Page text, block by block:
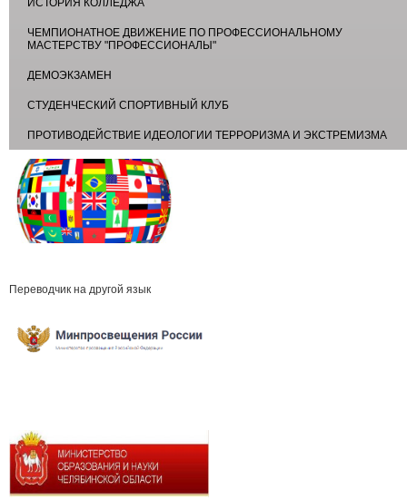
ИСТОРИЯ КОЛЛЕДЖА
ЧЕМПИОНАТНОЕ ДВИЖЕНИЕ ПО ПРОФЕССИОНАЛЬНОМУ
МАСТЕРСТВУ "ПРОФЕССИОНАЛЫ"
ДЕМОЭКЗАМЕН
СТУДЕНЧЕСКИЙ СПОРТИВНЫЙ КЛУБ
ПРОТИВОДЕЙСТВИЕ ИДЕОЛОГИИ ТЕРРОРИЗМА И ЭКСТРЕМИЗМА
Переводчик на другой язык